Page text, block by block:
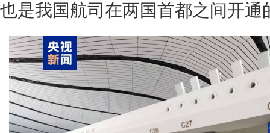
也是我国航司在两国首都之间开通